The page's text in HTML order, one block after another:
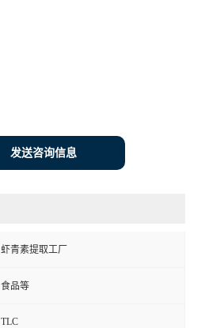
发送咨询信息
虾青素提取工厂
食品等
TLC